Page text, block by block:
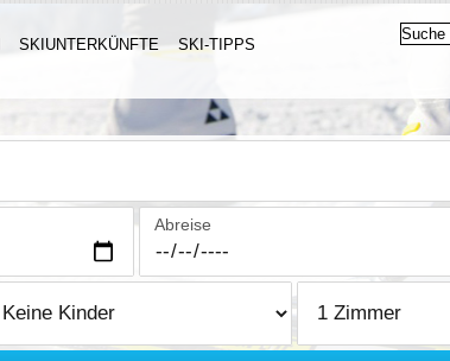
SKIUNTERKÜNFTE SKI-TIPPS
Abreise